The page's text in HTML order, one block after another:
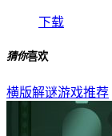
下载
猜你喜欢
横版解谜游戏推荐